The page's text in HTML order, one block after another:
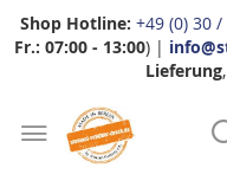
Shop Hotline: +49 (0) 30
Fr.: 07:00 - 13:00) |
Lieferung